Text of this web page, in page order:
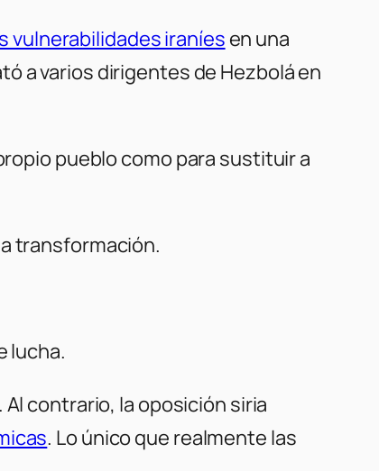
vulnerabilidades iraníes en una
a varios dirigentes de Hezbolá en
pueblo como para sustituir a
transformación.
lucha.
contrario, la oposición siria
. Lo único que realmente las